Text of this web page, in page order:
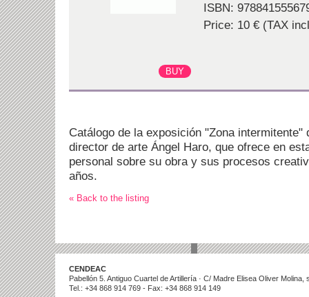
ISBN:
Price: 10 € (TAX
Catálogo de la exposición "Zona
director de arte Ángel Haro, que ofrece en
personal sobre su obra y sus procesos
años.
« Back to the listing
CENDEAC
Pabellón 5. Antiguo Cuartel de Artillería · C/ Madre Elisea Oliver
Tel.: +34 868 914 769 - Fax: +34 868 914 149